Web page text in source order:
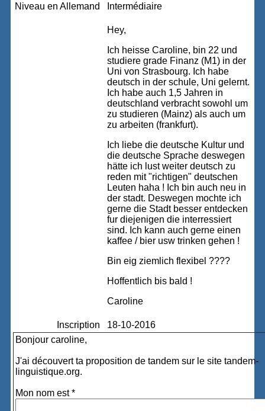
Niveau en Allemand
Intermédiaire
Hey,
Ich heisse Caroline, bin 22 und
studiere grade Finanz (M1) in der
Uni von Strasbourg. Ich habe
deutsch in der schule, Uni gelernt.
Ich habe auch 1,5 Jahren in
deutschland verbracht sowohl um
zu studieren (Mainz) als auch um
zu arbeiten (frankfurt).
Ich liebe die deutsche Kultur und
die deutsche Sprache deswegen
hätte ich lust weiter deutsch zu
reden mit "richtigen" deutschen
Leuten haha ! Ich bin auch neu in
der stadt. Deswegen mochte ich
gerne die Stadt besser entdecken
fur diejenigen die interressiert
sind. Ich kann auch gerne einen
kaffee / bier usw trinken gehen !
Bin eig ziemlich flexibel ????
Hoffentlich bis bald !
Caroline
Inscription
18-10-2016
Bonjour caroline,
J'ai découvert ta proposition de tandem sur le site tandem-
linguistique.org.
Mon nom est *